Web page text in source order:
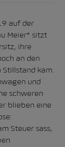
auf der
Meier* sitzt
ihre
an den
kam.
und
schweren
blieben eine
Steuer sass,